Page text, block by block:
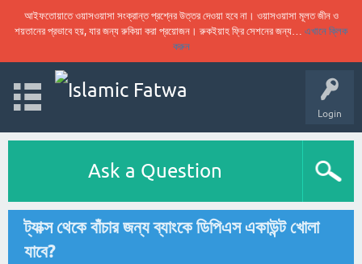
আইফতোয়াতে ওয়াসওয়াসা সংক্রান্ত প্রশ্নের উত্তর দেওয়া হবে না। ওয়াসওয়াসা মূলত জীন ও
শয়তানের প্রভাবে হয়, যার জন্য রুকিয়া করা প্রয়োজন। রুকইয়াহ ফ্রি সেশনের জন্য… এখানে ক্লিক
করুন
Login
Ask a Question
ট্যাক্স থেকে বাঁচার জন্য ব্যাংকে ডিপিএস একাউন্ট খোলা
যাবে?